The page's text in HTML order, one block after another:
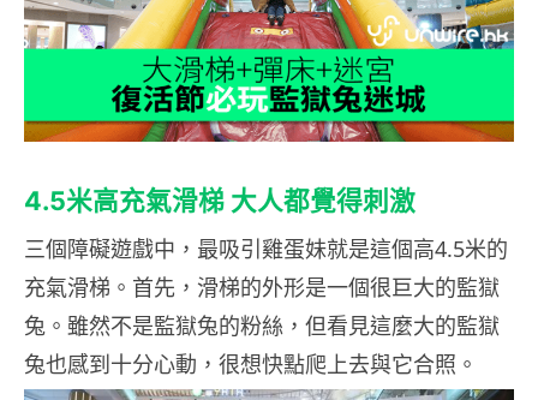
4.5米高充氣滑梯 大人都覺得刺激
三個障礙遊戲中，最吸引雞蛋妹就是這個高4.5米的
充氣滑梯。首先，滑梯的外形是一個很巨大的監獄
兔。雖然不是監獄兔的粉絲，但看見這麼大的監獄
兔也感到十分心動，很想快點爬上去與它合照。